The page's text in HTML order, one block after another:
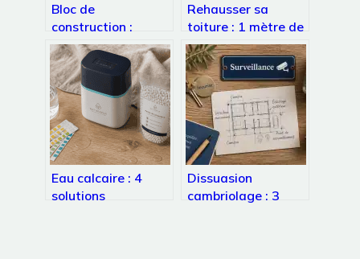
Bloc de
construction :
usages, enjeux et
choix pour vos
projets
Rehausser sa
toiture : 1 mètre de
hauteur pour
transformer vos
combles perdus
Eau calcaire : 4
solutions
Dissuasion
cambriolage : 3